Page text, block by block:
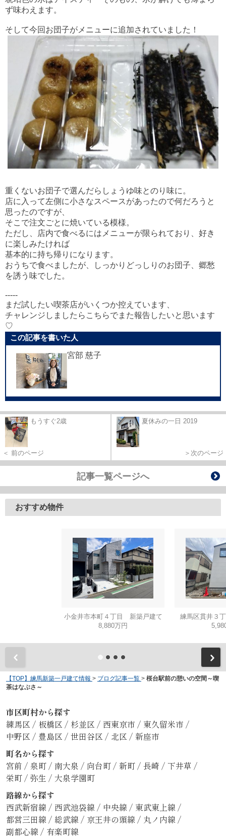
ず味わえます。
そして今回お団子がメニューに追加されていました！
重くないお団子で選んだらしょうゆ味とのり味に。
店に入って左側に小さなスペースがあったので何だろうと
思ったのですが、
そこで注文ごとに焼いている模様。
ただし、店内で食べるにはメニューが限られており、好き
に楽しみたければ
基本的に持ち帰りになります。
おうちで食べましたが、しっかりどっしりのお団子、郷愁
を誘う味でした。
-----
まだ試したい喫茶店がいくつか控えています、
チャレンジしましたらこちらでまた報告したいと思います
♡
この記事を書いた人
宮部 慈子
もうすぐ2歳
＜ 前のページ
夏休みの一日 2019
＞次のページ
記事一覧ページへ
おすすめ物件
小金井市本町４丁目 新築戸建て
8,880万円
練馬区貫井３
【TOP】練馬新築一戸建て情報 > ブログ記事一覧 > 桜台駅前の憩いの空間～喫
茶はなぶさ～
市区町村から探す
練馬区 / 板橋区 / 杉並区 / 西東京市 / 東久留米市 /
中野区 / 豊島区 / 世田谷区 / 北区 / 新座市
町名から探す
宮前 / 泉町 / 南大泉 / 向台町 / 新町 / 長崎 / 下井草 /
栄町 / 弥生 / 大泉学園町
路線から探す
西武新宿線 / 西武池袋線 / 中央線 / 東武東上線 /
都営三田線 / 総武線 / 京王井の頭線 / 丸ノ内線 /
副都心線 / 有楽町線